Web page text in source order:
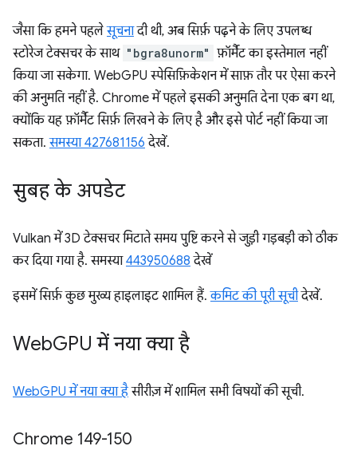
जैसा कि हमने पहलेसूचनादी थी, अब सिर्फ़ पढ़ने के लिए उपलब्ध
स्टोरेज टेक्सचर के साथ "bgra8unorm" फ़ॉर्मैट का इस्तेमाल नहीं
किया जा सकेगा. WebGPU स्पेसिफ़िकेशन में साफ़ तौर पर ऐसा करने
की अनुमति नहीं है. Chrome में पहले इसकी अनुमति देना एक बग था,
क्योंकि यह फ़ॉर्मैट सिर्फ़ लिखने के लिए है और इसे पोर्ट नहीं किया जा
सकता.समस्या 427681156 देखें.
सुबह के अपडेट
Vulkan में 3D टेक्सचर मिटाते समय पुष्टि करने से जुड़ी गड़बड़ी को ठीक
कर दिया गया है. समस्या443950688 देखें
इसमें सिर्फ़ कुछ मुख्य हाइलाइट शामिल हैं.कमिट की पूरी सूचीदेखें.
WebGPU में नया क्या है
WebGPU में नया क्या हैसीरीज़ में शामिल सभी विषयों की सूची.
Chrome 149-150